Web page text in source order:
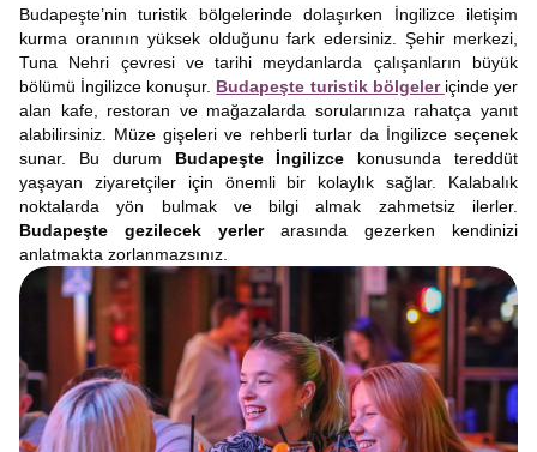
Budapeşte’nin turistik bölgelerinde dolaşırken İngilizce iletişim
kurma oranının yüksek olduğunu fark edersiniz. Şehir merkezi,
Tuna Nehri çevresi ve tarihi meydanlarda çalışanların büyük
bölümü İngilizce konuşur. Budapeşte turistik bölgeler içinde yer
alan kafe, restoran ve mağazalarda sorularınıza rahatça yanıt
alabilirsiniz. Müze gişeleri ve rehberli turlar da İngilizce seçenek
sunar. Bu durum Budapeşte İngilizce konusunda tereddüt
yaşayan ziyaretçiler için önemli bir kolaylık sağlar. Kalabalık
noktalarda yön bulmak ve bilgi almak zahmetsiz ilerler.
Budapeşte gezilecek yerlerarasında gezerken kendinizi
anlatmakta zorlanmazsınız.